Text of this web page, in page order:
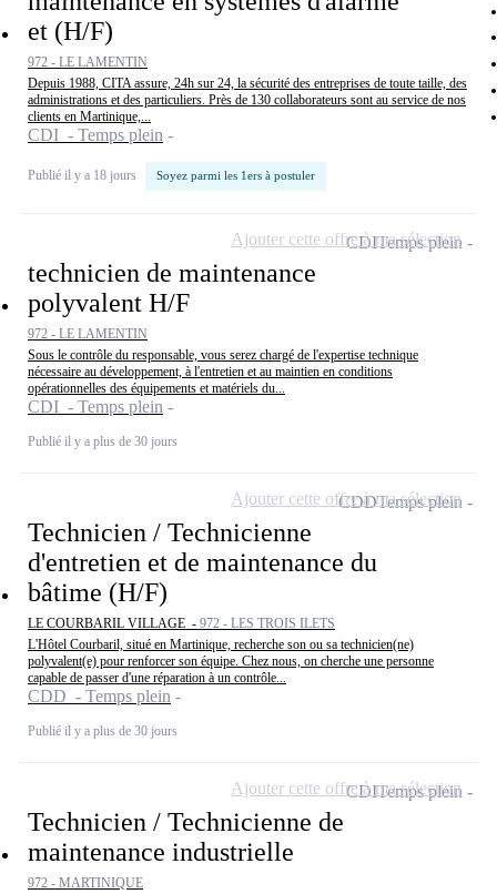
et (H/F)
972 - LE LAMENTIN
Depuis 1988, CITA assure, 24h sur 24, la sécurité des entreprises de toute taille, des
administrations et des particuliers. Près de 130 collaborateurs sont au service de nos
clients en Martinique,...
CDI - Temps plein
Publié il y a 18 jours Soyez parmi les 1ers à postuler
technicien de maintenance
polyvalent H/F
972 - LE LAMENTIN
Sous le contrôle du responsable, vous serez chargé de l'expertise technique
nécessaire au développement, à l'entretien et au maintien en conditions
opérationnelles des équipements et matériels du...
CDI - Temps plein
Publié il y a plus de 30 jours
CDITemps plein
Ajouter cette offre à ma sélection
Technicien / Technicienne
d'entretien et de maintenance du
bâtime (H/F)
LE COURBARIL VILLAGE - 972 - LES TROIS ILETS
L'Hôtel Courbaril, situé en Martinique, recherche son ou sa technicien(ne)
polyvalent(e) pour renforcer son équipe. Chez nous, on cherche une personne
capable de passer d'une réparation à un contrôle...
CDD - Temps plein
Publié il y a plus de 30 jours
CDDTemps plein
Ajouter cette offre à ma sélection
Technicien / Technicienne de
maintenance industrielle
972 - MARTINIQUE
CDITemps plein
Ajouter cette offre à ma sélection